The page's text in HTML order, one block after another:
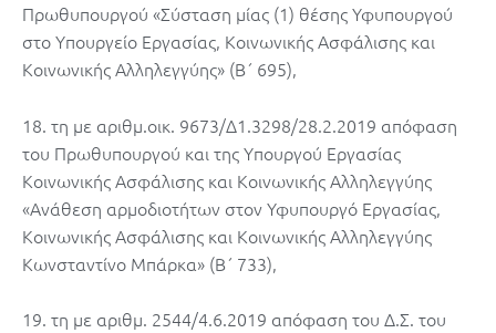
Πρωθυπουργού «Σύσταση μίας (1) θέσης Υφυπουργού
στο Υπουργείο Εργασίας, Κοινωνικής Ασφάλισης και
Κοινωνικής Αλληλεγγύης» (Β΄ 695),
18. τη με αριθμ.οικ. 9673/Δ1.3298/28.2.2019 απόφαση
του Πρωθυπουργού και της Υπουργού Εργασίας
Κοινωνικής Ασφάλισης και Κοινωνικής Αλληλεγγύης
«Ανάθεση αρμοδιοτήτων στον Υφυπουργό Εργασίας,
Κοινωνικής Ασφάλισης και Κοινωνικής Αλληλεγγύης
Κωνσταντίνο Μπάρκα» (Β΄ 733),
19. τη με αριθμ. 2544/4.6.2019 απόφαση του Δ.Σ. του